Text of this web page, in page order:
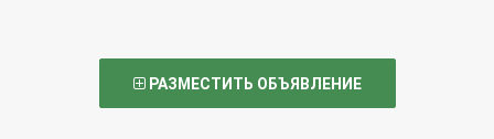
РАЗМЕСТИТЬ ОБЪЯВЛЕНИЕ